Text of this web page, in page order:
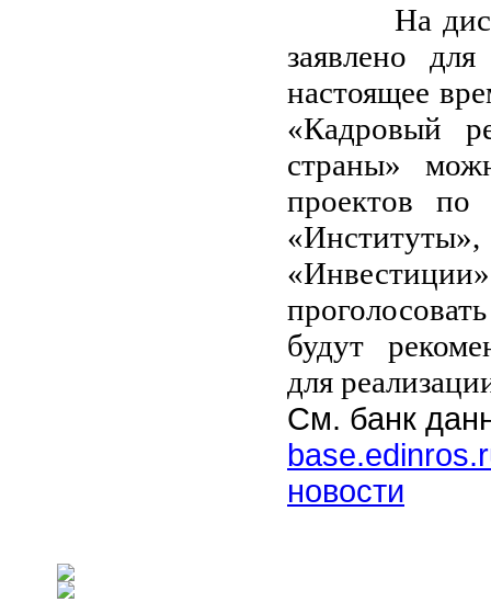
На
заявлено
настоящее
«Кадровый
страны»
проектов по
будут
для
См. банк
новости